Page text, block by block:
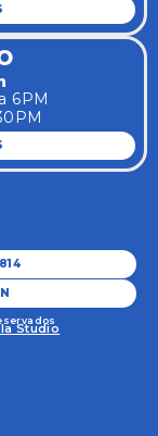
6PM
Studio